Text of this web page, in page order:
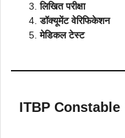
लिखित परीक्षा
डॉक्यूमेंट वेरिफिकेशन
मेडिकल टेस्ट
ITBP